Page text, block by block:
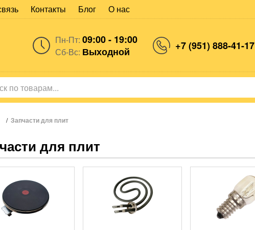
Контакты Блог О нас
Пн-Пт: 09:00 - 19:00
Сб-Вс: Выходной +7 (951) 888-41-17
/ Запчасти для плит
для плит